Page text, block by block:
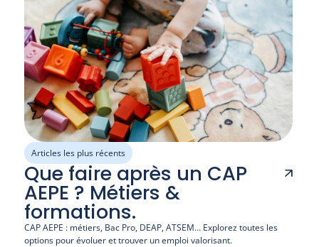
Articles les plus récents
Que faire après un CAP
AEPE ? Métiers &
formations.
CAP AEPE : métiers, Bac Pro, DEAP, ATSEM… Explorez toutes les
options pour évoluer et trouver un emploi valorisant.